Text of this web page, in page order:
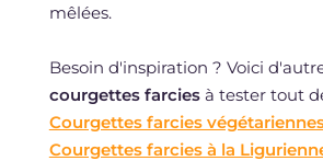
mêlées.
Besoin d'inspiration ? Voici
courgettes farciesà tester tout
Courgettes farcies
Courgettes farcies à la